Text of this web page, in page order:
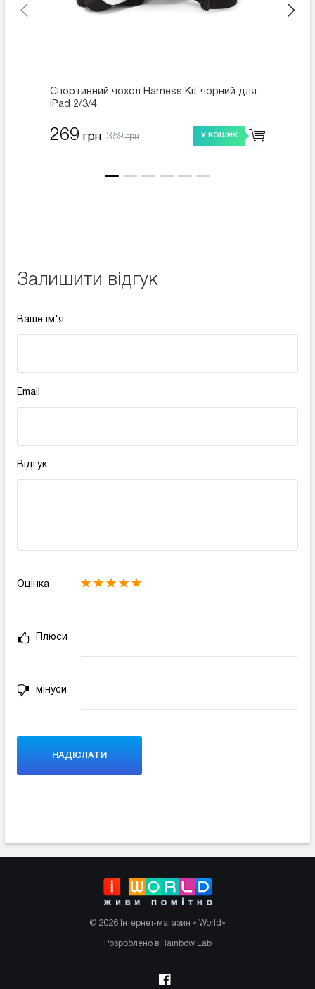
Спортивний чохол Harness Kit чорний для
iPad 2/3/4
269 грн 359грн У КОШИК
Залишити відгук
Ваше ім'я
Email
Відгук
Оцінка
Плюси
мінуси
© 2026 Інтернет-магазин «iWorld»
Розроблено в Rainbow Lab